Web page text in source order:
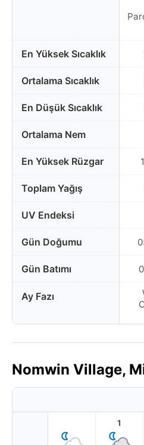
En Yüksek Sıcaklık
Ortalama Sıcaklık
En Düşük Sıcaklık
Ortalama Nem
En Yüksek Rüzgar
Toplam Yağış
UV Endeksi
Gün Doğumu
Gün Batımı
Ay Fazı
Nomwin Village,
1